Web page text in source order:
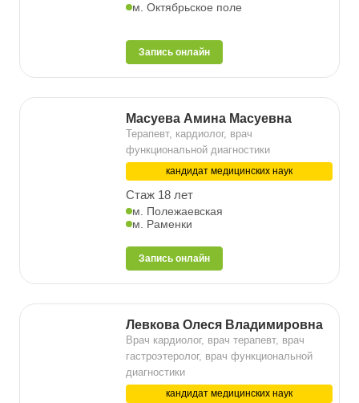
м. Октябрьское поле
Запись онлайн
Масуева Амина Масуевна
Терапевт, кардиолог, врач
функциональной диагностики
кандидат медицинских наук
Стаж 18 лет
м. Полежаевская
м. Раменки
Запись онлайн
Левкова Олеся Владимировна
Врач кардиолог, врач терапевт, врач
гастроэтеролог, врач функциональной
диагностики
кандидат медицинских наук